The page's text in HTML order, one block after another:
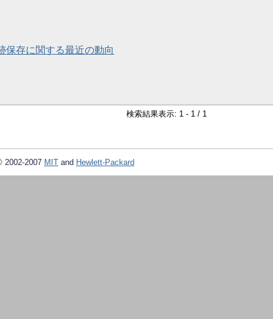
保存に関する最近の動向
検索結果表示: 1 - 1 / 1
2002-2007 MIT and Hewlett-Packard